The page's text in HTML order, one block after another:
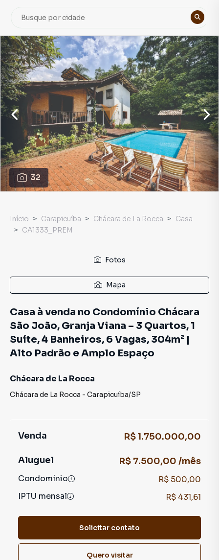
32
Início Carapicuíba Chácara de La Rocca
Casa
CA1333_PREM
Fotos
Mapa
Casa à venda no Condomínio Chácara
São João, Granja Viana – 3 Quartos, 1
Suíte, 4 Banheiros, 6 Vagas, 304m² |
Alto Padrão e Amplo Espaço
Chácara de La Rocca
Chácara de La Rocca - Carapicuíba/SP
Venda R$ 1.750.000,00
Aluguel R$ 7.500,00 /mês
Condomínio
R$ 500,00
IPTU mensal
R$ 431,61
Solicitar contato
Quero visitar